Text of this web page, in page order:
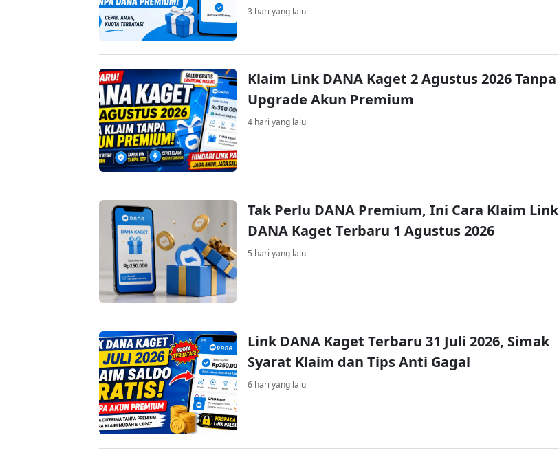
3 hari yang lalu
Klaim Link DANA Kaget 2 Agustus 2026 Tanpa
Upgrade Akun Premium
4 hari yang lalu
Tak Perlu DANA Premium, Ini Cara Klaim Link
DANA Kaget Terbaru 1 Agustus 2026
5 hari yang lalu
Link DANA Kaget Terbaru 31 Juli 2026, Simak
Syarat Klaim dan Tips Anti Gagal
6 hari yang lalu